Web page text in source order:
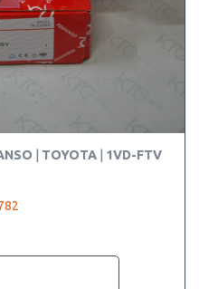
TOYOTA 1VD-FTV